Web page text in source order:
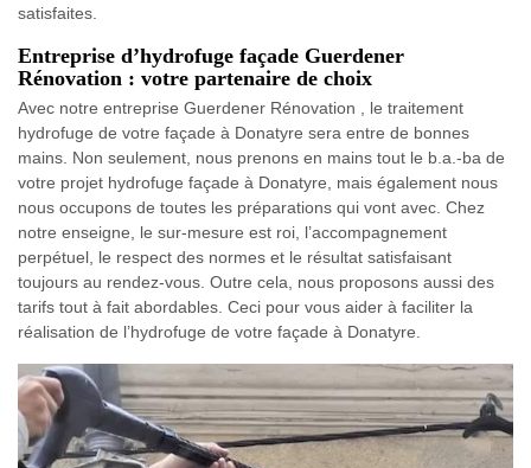
satisfaites.
Entreprise d’hydrofuge façade Guerdener
Rénovation : votre partenaire de choix
Avec notre entreprise Guerdener Rénovation , le traitement
hydrofuge de votre façade à Donatyre sera entre de bonnes
mains. Non seulement, nous prenons en mains tout le b.a.-ba de
votre projet hydrofuge façade à Donatyre, mais également nous
nous occupons de toutes les préparations qui vont avec. Chez
notre enseigne, le sur-mesure est roi, l’accompagnement
perpétuel, le respect des normes et le résultat satisfaisant
toujours au rendez-vous. Outre cela, nous proposons aussi des
tarifs tout à fait abordables. Ceci pour vous aider à faciliter la
réalisation de l’hydrofuge de votre façade à Donatyre.